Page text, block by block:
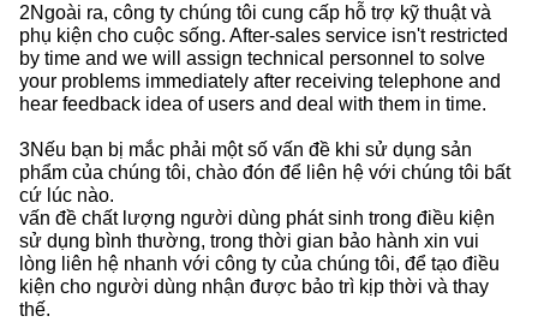
2Ngoài ra, công ty chúng tôi cung cấp hỗ trợ kỹ thuật và
phụ kiện cho cuộc sống. After-sales service isn't restricted
by time and we will assign technical personnel to solve
your problems immediately after receiving telephone and
hear feedback idea of users and deal with them in time.
3Nếu bạn bị mắc phải một số vấn đề khi sử dụng sản
phẩm của chúng tôi, chào đón để liên hệ với chúng tôi bất
cứ lúc nào.
vấn đề chất lượng người dùng phát sinh trong điều kiện
sử dụng bình thường, trong thời gian bảo hành xin vui
lòng liên hệ nhanh với công ty của chúng tôi, để tạo điều
kiện cho người dùng nhận được bảo trì kịp thời và thay
thế.